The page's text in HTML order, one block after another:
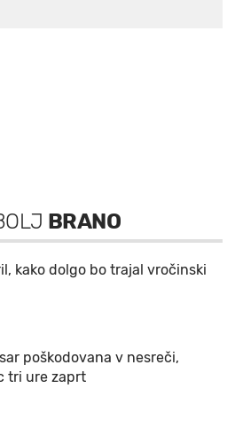
BRANO
kako dolgo bo trajal vročinski
poškodovana v nesreči,
tri ure zaprt